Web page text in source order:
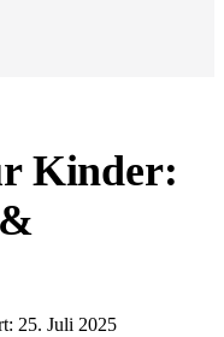
Kinder:
25. Juli 2025